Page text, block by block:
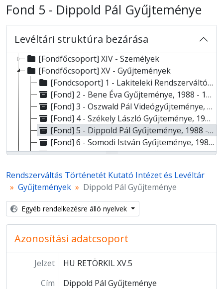
Fond 5 - Dippold Pál Gyűjteménye
Levéltári struktúra bezárása
[Levéltár] Rendszerváltás Történetét Kutató Intézet és Levéltár
[Fondfőcsoport] XIV - Személyek
[Fondfőcsoport] XV - Gyűjtemények
[Fondcsoport] 1 - Lakiteleki Rendszerváltó Archívum – Lezsák Sándor Gyűjteménye, 1970 - 2014
[Fond] 2 - Bene Éva Gyűjteménye, 1988 - 1990
[Fond] 3 - Oszwald Pál Videógyűjteménye, 1989 - 2001
[Fond] 4 - Székely László Gyűjteménye, 1987 - 2010
[Fond] 5 - Dippold Pál Gyűjteménye, 1988 - 1992
[Fond] 6 - Somodi István Gyűjteménye, 1981 - 1990
[Fond] 7 - Schmidt István Gyűjteménye, 1990 - 2005
[Fond] 9 - Saád József Gyűjteménye, 1989 - 1994
[Fond] 10 - Bella Árpád Gyűjteménye, 1950 - 1989
[Fond] 11 - Drótos László Gyűjteménye, 1966 - 1988
[Fond] 12 - Balassa Zoltán plakát-, röplap- és aprónyomtatvány-gyűjteménye, 1989
[Fond] 100 - Vegyes iratok, 1970 - 2018
[Fondfőcsoport] OH - Oral History-gyűjtemény
Rendszerváltás Történetét Kutató Intézet és Levéltár
Gyűjtemények
Dippold Pál Gyűjteménye
Egyéb rendelkezésre álló nyelvek
Azonosítási adatcsoport
Jelzet
HU RETÖRKIL XV.5
Cím
Dippold Pál Gyűjteménye